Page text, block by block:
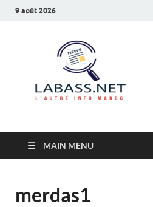
9 août 2026
MAIN MENU
merdas1